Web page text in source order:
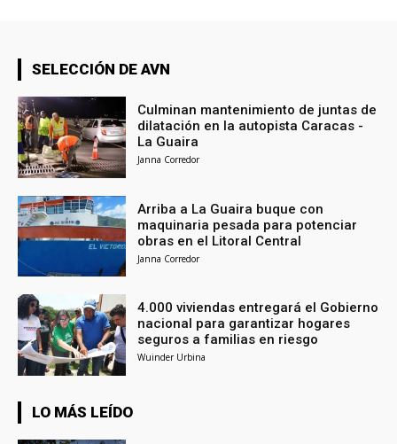
SELECCIÓN DE AVN
Culminan mantenimiento de juntas de
dilatación en la autopista Caracas -
La Guaira
Janna Corredor
Arriba a La Guaira buque con
maquinaria pesada para potenciar
obras en el Litoral Central
Janna Corredor
4.000 viviendas entregará el Gobierno
nacional para garantizar hogares
seguros a familias en riesgo
Wuinder Urbina
LO MÁS LEÍDO